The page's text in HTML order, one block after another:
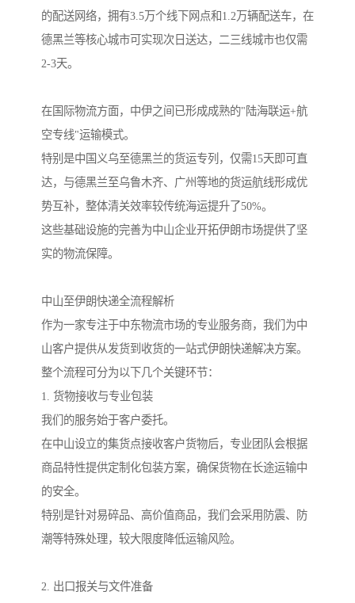
的配送网络，拥有3.5万个线下网点和1.2万辆配送车，在
德黑兰等核心城市可实现次日送达，二三线城市也仅需
2-3天。
在国际物流方面，中伊之间已形成成熟的"陆海联运+航
空专线"运输模式。
特别是中国义乌至德黑兰的货运专列，仅需15天即可直
达，与德黑兰至乌鲁木齐、广州等地的货运航线形成优
势互补，整体清关效率较传统海运提升了50%。
这些基础设施的完善为中山企业开拓伊朗市场提供了坚
实的物流保障。
中山至伊朗快递全流程解析
作为一家专注于中东物流市场的专业服务商，我们为中
山客户提供从发货到收货的一站式伊朗快递解决方案。
整个流程可分为以下几个关键环节：
1. 货物接收与专业包装
我们的服务始于客户委托。
在中山设立的集货点接收客户货物后，专业团队会根据
商品特性提供定制化包装方案，确保货物在长途运输中
的安全。
特别是针对易碎品、高价值商品，我们会采用防震、防
潮等特殊处理，较大限度降低运输风险。
2. 出口报关与文件准备